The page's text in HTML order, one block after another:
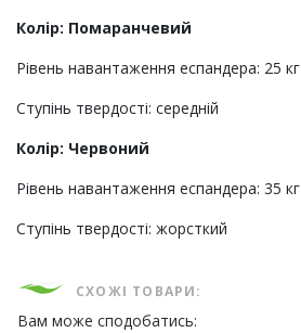
Колір: Помаранчевий
Рівень навантаження еспандера: 25 кг
Ступінь твердості: середній
Колір: Червоний
Рівень навантаження еспандера: 35 кг
Ступінь твердості: жорсткий
СХОЖІ ТОВАРИ:
Вам може сподобатись: